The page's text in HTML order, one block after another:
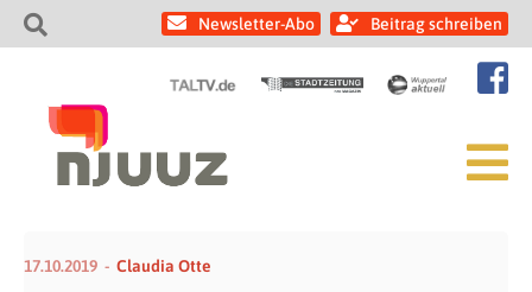
Newsletter-Abo Beitrag schreiben
17.10.2019 Claudia Otte